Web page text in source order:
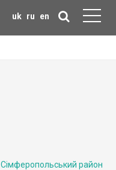
uk ru en
Сімферопольський район